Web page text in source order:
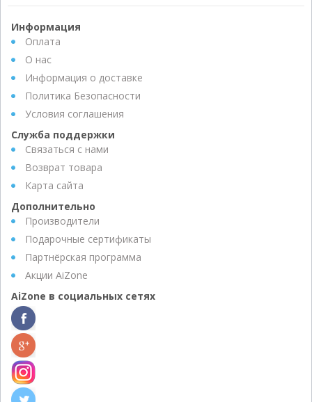
Информация
Оплата
О нас
Информация о доставке
Политика Безопасности
Условия соглашения
Служба поддержки
Связаться с нами
Возврат товара
Карта сайта
Дополнительно
Производители
Подарочные сертификаты
Партнёрская программа
Акции AiZone
AiZone в социальных сетях